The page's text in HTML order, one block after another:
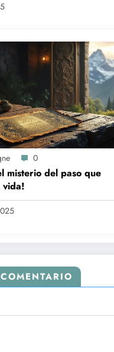
0
misterio del paso que
vida!